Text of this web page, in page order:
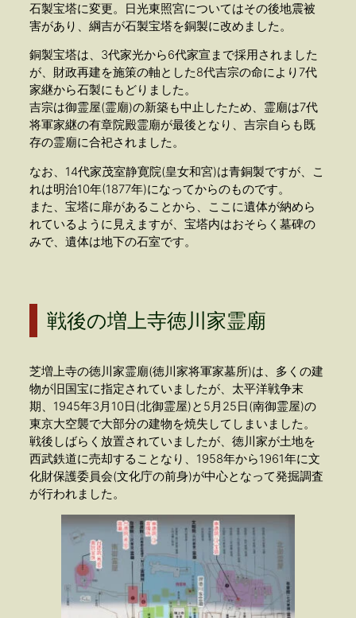
石製宝塔に変更。日光東照宮についてはその後地震被
害があり、綱吉が石製宝塔を銅製に改めました。
銅製宝塔は、3代家光から6代家宣まで採用されました
が、財政再建を施策の軸とした8代吉宗の命により7代
家継から石製にもどりました。
吉宗は御霊屋(霊廟)の新築も中止したため、霊廟は7代
将軍家継の有章院殿霊廟が最後となり、吉宗自らも既
存の霊廟に合祀されました。
なお、14代家茂室静寛院(皇女和宮)は青銅製ですが、こ
れは明治10年(1877年)になってからのものです。
また、宝塔に扉があることから、ここに遺体が納めら
れているように見えますが、宝塔内はおそらく墓碑の
みで、遺体は地下の石室です。
戦後の増上寺徳川家霊廟
芝増上寺の徳川家霊廟(徳川家将軍家墓所)は、多くの建
物が旧国宝に指定されていましたが、太平洋戦争末
期、1945年3月10日(北御霊屋)と5月25日(南御霊屋)の
東京大空襲で大部分の建物を焼失してしまいました。
戦後しばらく放置されていましたが、徳川家が土地を
西武鉄道に売却することなり、1958年から1961年に文
化財保護委員会(文化庁の前身)が中心となって発掘調査
が行われました。